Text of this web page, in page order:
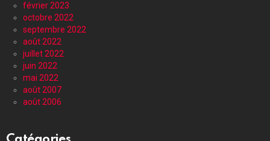
février 2023
octobre 2022
septembre 2022
août 2022
juillet 2022
juin 2022
mai 2022
août 2007
août 2006